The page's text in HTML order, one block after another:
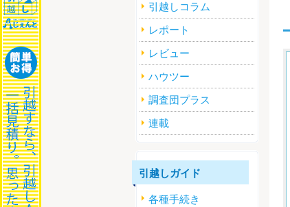
引越しコラム
レポート
レビュー
ハウツー
調査団プラス
連載
引越しガイド
各種手続き